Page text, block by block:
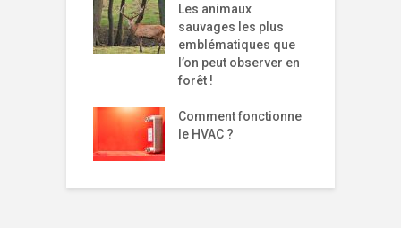
Les animaux
sauvages les plus
emblématiques que
l’on peut observer en
forêt !
Comment fonctionne
le HVAC ?